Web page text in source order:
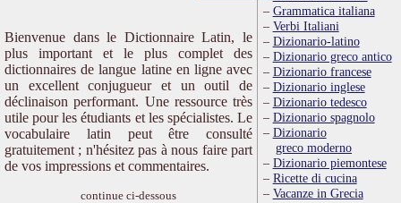
Bienvenue dans le Dictionnaire Latin, le
plus important et le plus complet des
dictionnaires de langue latine en ligne avec
un excellent conjugueur et un outil de
déclinaison performant. Une ressource très
utile pour les étudiants et les spécialistes. Le
vocabulaire latin peut être consulté
gratuitement ; n'hésitez pas à nous faire part
de vos impressions et commentaires.
continue ci-dessous
Grammatica italiana
Verbi Italiani
Dizionario-latino
Dizionario greco antico
Dizionario francese
Dizionario inglese
Dizionario tedesco
Dizionario spagnolo
Dizionario
greco moderno
Dizionario piemontese
Ricette di cucina
Vacanze in Grecia